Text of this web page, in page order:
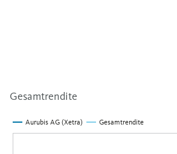
Gesamtrendite